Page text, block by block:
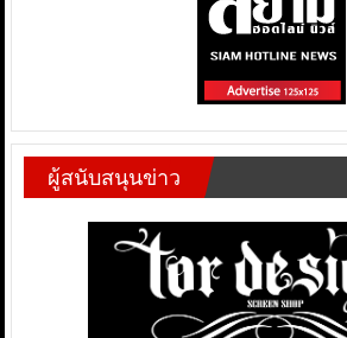
ผู้สนับสนุนข่าว